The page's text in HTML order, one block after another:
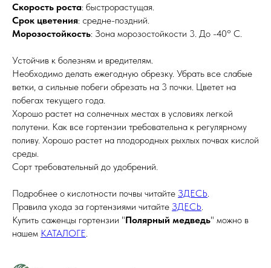
Скорость роста: быстрорастущая.
Срок цветения: средне-поздний.
Морозостойкость: Зона морозостойкости 3. До -40° C.
Устойчив к болезням и вредителям.
Необходимо делать ежегодную обрезку. Убрать все слабые
ветки, а сильные побеги обрезать на 3 почки. Цветет на
побегах текущего года.
Хорошо растет на солнечных местах в условиях легкой
полутени. Как все гортензии требовательна к регулярному
поливу. Хорошо растет на плодородных рыхлых почвах кислой
среды.
Сорт требовательный до удобрений.
Подробнее о кислотности почвы читайте ЗДЕСЬ.
Правила ухода за гортензиями читайте ЗДЕСЬ.
Купить саженцы гортензии "Полярный медведь" можно в
нашем КАТАЛОГЕ.